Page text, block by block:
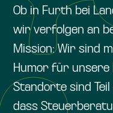
Ob in Furth bei
wir verfolgen an
Mission: Wir sind
Humor für unsere
Standorte sind Teil
dass